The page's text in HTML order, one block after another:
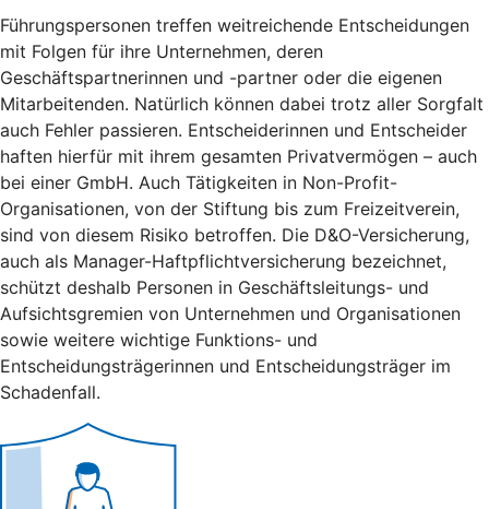
Führungspersonen treffen weitreichende Entscheidungen
mit Folgen für ihre Unternehmen, deren
Geschäftspartnerinnen und -partner oder die eigenen
Mitarbeitenden. Natürlich können dabei trotz aller Sorgfalt
auch Fehler passieren. Entscheiderinnen und Entscheider
haften hierfür mit ihrem gesamten Privatvermögen – auch
bei einer GmbH. Auch Tätigkeiten in Non-Profit-
Organisationen, von der Stiftung bis zum Freizeitverein,
sind von diesem Risiko betroffen. Die D&O-Versicherung,
auch als Manager-Haftpflichtversicherung bezeichnet,
schützt deshalb Personen in Geschäftsleitungs- und
Aufsichtsgremien von Unternehmen und Organisationen
sowie weitere wichtige Funktions- und
Entscheidungsträgerinnen und Entscheidungsträger im
Schadenfall.